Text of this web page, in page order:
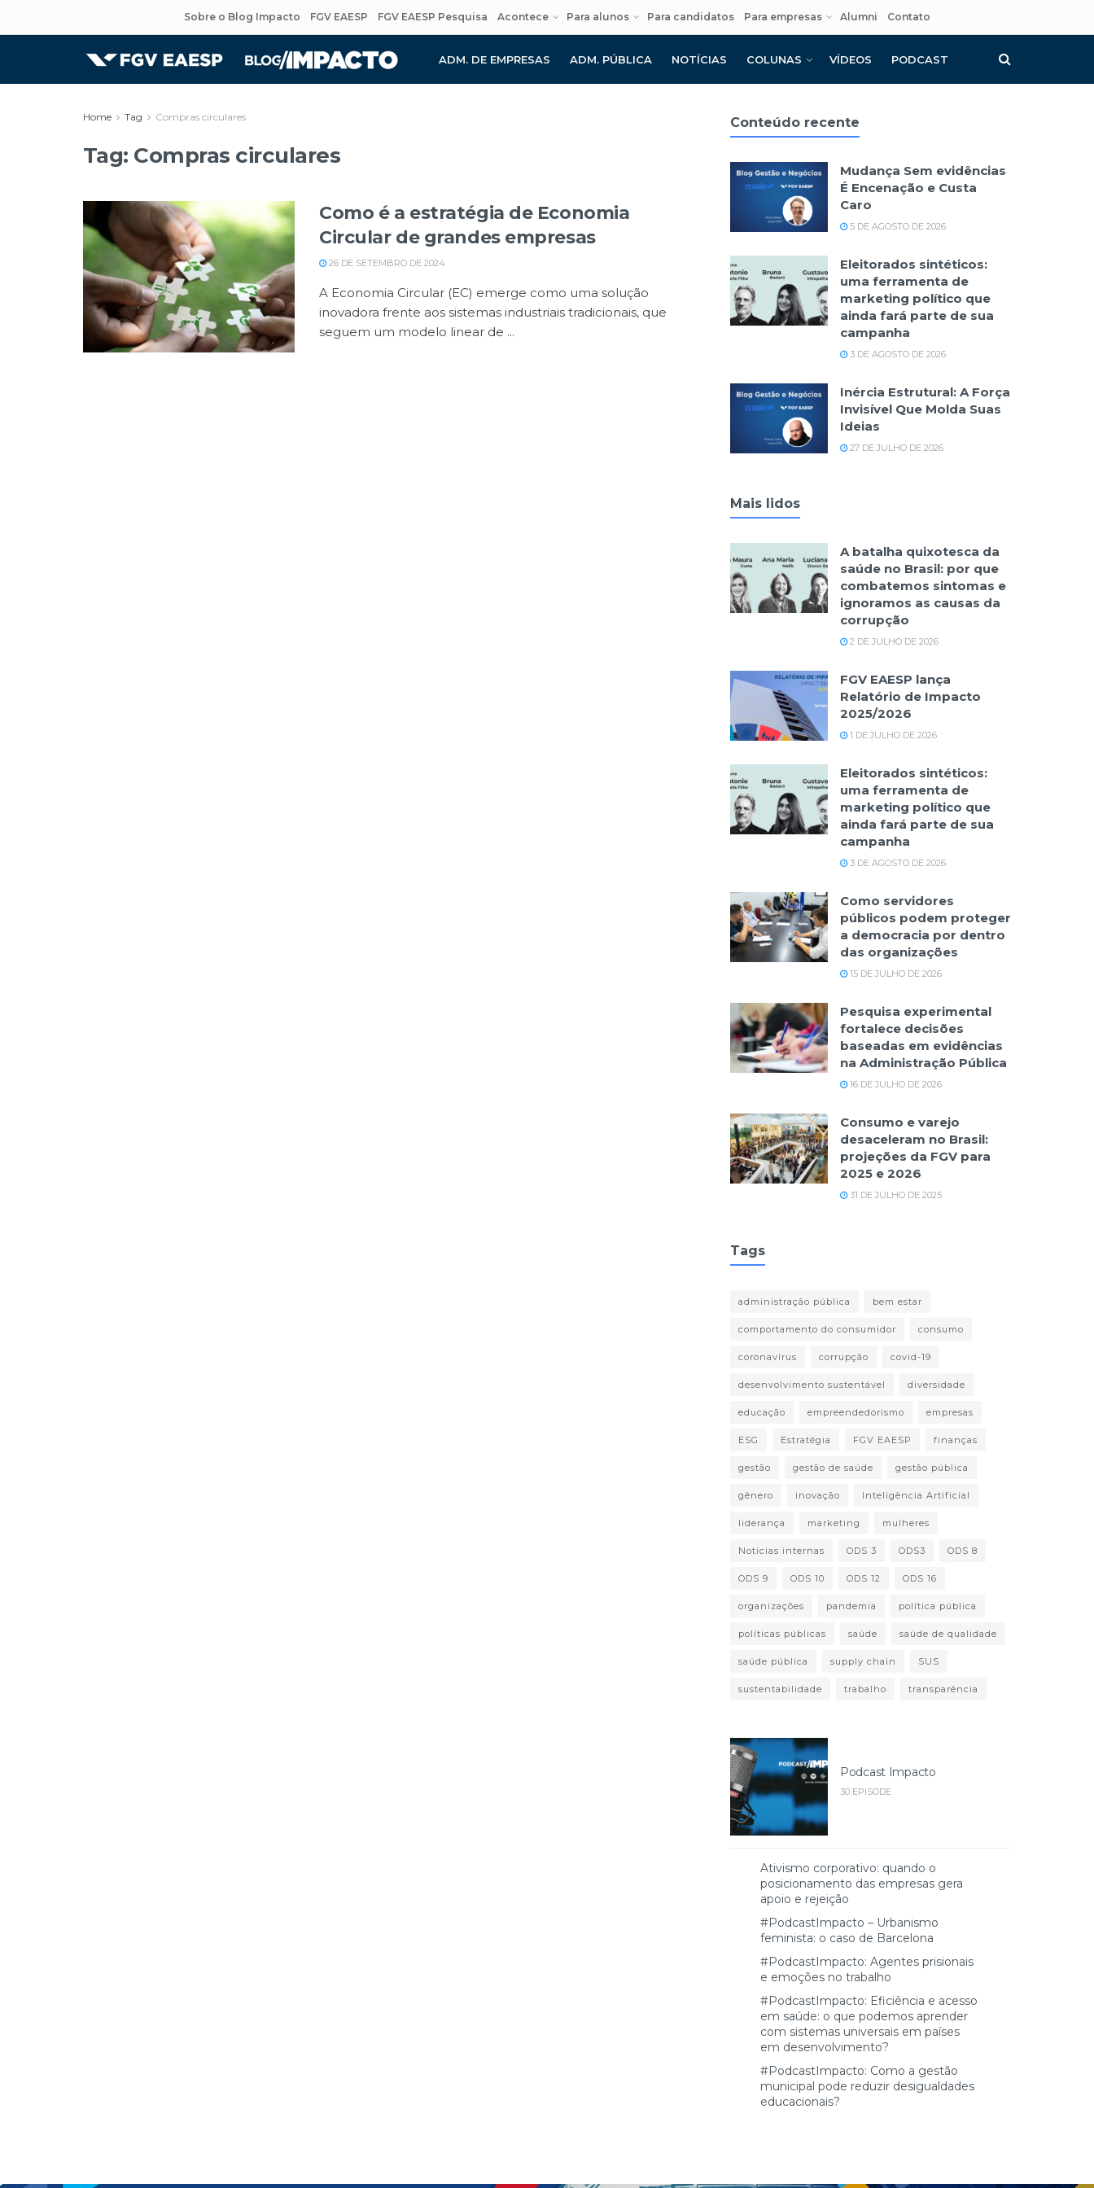
Sobre o Blog Impacto FGV EAESP FGV EAESP Pesquisa Acontece Para alunos Para candidatos Para empresas Alumni Contato
ADM. DE EMPRESAS ADM. PÚBLICA NOTÍCIAS COLUNAS VÍDEOS PODCAST
Home Tag Compras circulares
Tag: Compras circulares
Como é a estratégia de Economia
Circular de grandes empresas
26 DE SETEMBRO DE 2024
A Economia Circular (EC) emerge como uma solução
inovadora frente aos sistemas industriais tradicionais, que
seguem um modelo linear de ...
Conteúdo recente
Mudança Sem evidências
É Encenação e Custa
Caro
5 DE AGOSTO DE 2026
Eleitorados sintéticos:
uma ferramenta de
marketing político que
ainda fará parte de sua
campanha
3 DE AGOSTO DE 2026
Inércia Estrutural: A Força
Invisível Que Molda Suas
Ideias
27 DE JULHO DE 2026
Mais lidos
A batalha quixotesca da
saúde no Brasil: por que
combatemos sintomas e
ignoramos as causas da
corrupção
2 DE JULHO DE 2026
FGV EAESP lança
Relatório de Impacto
2025/2026
1 DE JULHO DE 2026
Eleitorados sintéticos:
uma ferramenta de
marketing político que
ainda fará parte de sua
campanha
3 DE AGOSTO DE 2026
Como servidores
públicos podem proteger
a democracia por dentro
das organizações
15 DE JULHO DE 2026
Pesquisa experimental
fortalece decisões
baseadas em evidências
na Administração Pública
16 DE JULHO DE 2026
Consumo e varejo
desaceleram no Brasil:
projeções da FGV para
2025 e 2026
31 DE JULHO DE 2025
Tags
administração pública bem estar
comportamento do consumidor consumo
coronavírus corrupção covid-19
desenvolvimento sustentável diversidade
educação empreendedorismo empresas
ESG Estratégia FGV EAESP finanças
gestão gestão de saúde gestão pública
gênero inovação Inteligência Artificial
liderança marketing mulheres
Notícias internas ODS 3 ODS3 ODS 8
ODS 9 ODS 10 ODS 12 ODS 16
organizações pandemia política pública
políticas públicas saúde saúde de qualidade
saúde pública supply chain SUS
sustentabilidade trabalho transparência
Podcast Impacto
30 EPISODE
Ativismo corporativo: quando o
posicionamento das empresas gera
apoio e rejeição
#PodcastImpacto – Urbanismo
feminista: o caso de Barcelona
#PodcastImpacto: Agentes prisionais
e emoções no trabalho
#PodcastImpacto: Eficiência e acesso
em saúde: o que podemos aprender
com sistemas universais em países
em desenvolvimento?
#PodcastImpacto: Como a gestão
municipal pode reduzir desigualdades
educacionais?